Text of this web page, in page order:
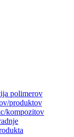
polimerov
produktov
kompozitov